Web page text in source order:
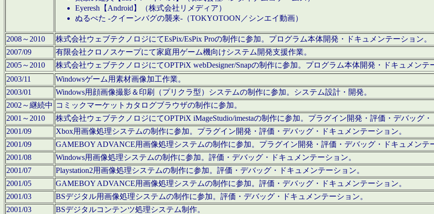
Eyeresh【Android】（株式会社リメディア）
ぬるぺた -クイーンバグの襲来-（TOKYOTOON／シンエイ動画）
2008～2010
株式会社ウェブテクノロジにてEsPix/EsPix Proの制作に参加。プログラム本体開発・ドキュメンテーション。
2007/09
有限会社クロノスケープにて家庭用ゲーム機向けシステム開発支援作業。
2005～2010
株式会社ウェブテクノロジにてOPTPiX webDesigner/Snapの制作に参加。プログラム本体開発・ドキュメンテ
2003/11
Windowsゲーム用素材画像加工作業。
2003/01
Windows用顔画像撮影＆印刷（プリクラ型）システムの制作に参加。システム設計・開発。
2002～継続中 コミックマーケットカタログブラウザの制作に参加。
2001～2010
株式会社ウェブテクノロジにてOPTPiX iMageStudio/imestaの制作に参加。プラグイン開発・評価・デバッグ
2001/09
Xbox用画像処理システムの制作に参加。プラグイン開発・評価・デバッグ・ドキュメンテーション。
2001/09
GAMEBOY ADVANCE用画像処理システムの制作に参加。プラグイン開発・評価・デバッグ・ドキュメンテ
2001/08
Windows用画像処理システムの制作に参加。評価・デバッグ・ドキュメンテーション。
2001/07
Playstation2用画像処理システムの制作に参加。評価・デバッグ・ドキュメンテーション。
2001/05
GAMEBOY ADVANCE用画像処理システムの制作に参加。評価・デバッグ・ドキュメンテーション。
2001/03
BSデジタル用画像処理システムの制作に参加。評価・デバッグ・ドキュメンテーション。
2001/03
BSデジタルコンテンツ処理システム制作。